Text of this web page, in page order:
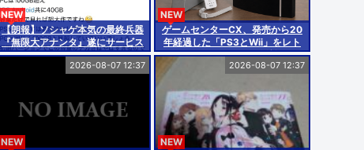
【朗報】ソシャゲ本気の最終兵器
『無限大アナンタ』遂にサービス
開始へwwww
NEW
ゲームセンターCX、発売から20
年経過した「PS3とWii」をレト
ロゲームとするか激論
NEW
NEW
2026-08-07 12:37
NEW
2026-08-07 12:37